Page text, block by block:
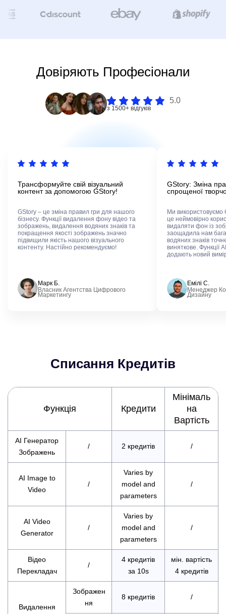
Довіряють Професіонали
5.0
з 1500+ відгуків
Трансформуйте свій візуальний
контент за допомогою GStory!
GStory – це зміна правил гри для нашого
бізнесу. Функції видалення фону відео та
зображень, видалення водяних знаків та
покращення якості зображень значно
підвищили якість нашого візуального
контенту. Настійно рекомендуємо!
Марк Б.
Власник Агентства Цифрового
Маркетингу
GStory: Зміна
спрощеної
Ми використовуємо
це неймовірно
видаляти фон із
заощадила нам
водяних знаків
виняткове. Функції
додають новий
Емілі С.
Менеджер
Дизайну
Списання Кредитів
Функція Кредити
Мінімаль
на
Вартість
AI Генератор
Зображень
/ 2 кредитів /
AI Image to
Video
/
Varies by
model and
parameters
/
AI Video
Generator
/
Varies by
model and
parameters
/
Відео
Перекладач
/
4 кредитів
за 10s
мін. вартість
4 кредитів
Видалення
Зображен
ня
8 кредитів /